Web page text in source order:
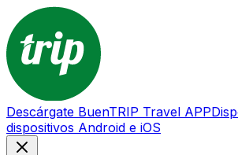
Descárgate BuenTRIP Travel APP
dispositivos Android e iOS